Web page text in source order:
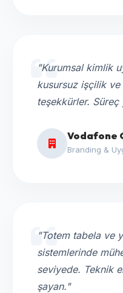
"Kurumsal kimlik
kusursuz işçilik
teşekkürler. Süreç
Vodafone
Branding &
"Totem tabela ve
sistemlerinde
seviyede. Teknik
şayan."